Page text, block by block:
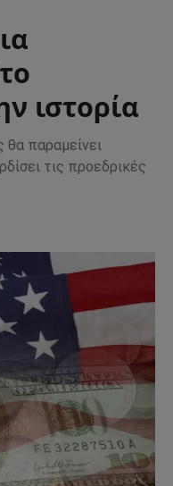
ιστορία
θα παραμείνει
τις προεδρικές